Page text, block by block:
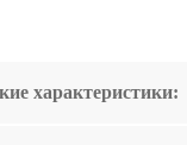
характеристики: